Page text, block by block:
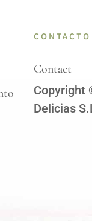
CONTACTO
Contact
Copyright
Delicias